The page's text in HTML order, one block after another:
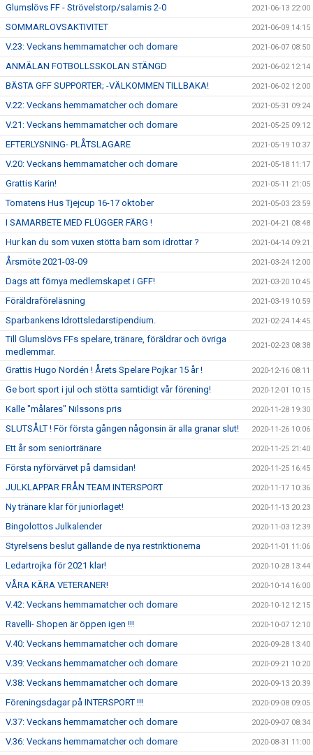
Glumslövs FF - Strövelstorp/salamis 2-0 2021-06-13 22:00
SOMMARLOVSAKTIVITET 2021-06-09 14:15
V.23: Veckans hemmamatcher och domare 2021-06-07 08:50
ANMÄLAN FOTBOLLSSKOLAN STÄNGD 2021-06-02 12:14
BÄSTA GFF SUPPORTER; -VÄLKOMMEN TILLBAKA! 2021-06-02 12:00
V.22: Veckans hemmamatcher och domare 2021-05-31 09:24
V.21: Veckans hemmamatcher och domare 2021-05-25 09:12
EFTERLYSNING- PLÅTSLAGARE 2021-05-19 10:37
V.20: Veckans hemmamatcher och domare 2021-05-18 11:17
Grattis Karin! 2021-05-11 21:05
Tomatens Hus Tjejcup 16-17 oktober 2021-05-03 23:59
I SAMARBETE MED FLÜGGER FÄRG ! 2021-04-21 08:48
Hur kan du som vuxen stötta barn som idrottar ? 2021-04-14 09:21
Årsmöte 2021-03-09 2021-03-24 12:00
Dags att förnya medlemskapet i GFF! 2021-03-20 10:45
Föräldraföreläsning 2021-03-19 10:59
Sparbankens Idrottsledarstipendium. 2021-02-24 14:45
Till Glumslövs FFs spelare, tränare, föräldrar och övriga
medlemmar.
2021-02-23 08:38
Grattis Hugo Nordén ! Årets Spelare Pojkar 15 år ! 2020-12-16 08:11
Ge bort sport i jul och stötta samtidigt vår förening! 2020-12-01 10:15
Kalle "målares" Nilssons pris 2020-11-28 19:30
SLUTSÅLT ! För första gången någonsin är alla granar slut! 2020-11-26 10:06
Ett år som seniortränare 2020-11-25 21:40
Första nyförvärvet på damsidan! 2020-11-25 16:45
JULKLAPPAR FRÅN TEAM INTERSPORT 2020-11-17 10:36
Ny tränare klar för juniorlaget! 2020-11-13 20:23
Bingolottos Julkalender 2020-11-03 12:39
Styrelsens beslut gällande de nya restriktionerna 2020-11-01 11:06
Ledartrojka för 2021 klar! 2020-10-28 13:44
VÅRA KÄRA VETERANER! 2020-10-14 16:00
V.42: Veckans hemmamatcher och domare 2020-10-12 12:15
Ravelli- Shopen är öppen igen !!! 2020-10-07 12:10
V.40: Veckans hemmamatcher och domare 2020-09-28 13:40
V.39: Veckans hemmamatcher och domare 2020-09-21 10:20
V.38: Veckans hemmamatcher och domare 2020-09-13 20:39
Föreningsdagar på INTERSPORT !!! 2020-09-08 09:05
V.37: Veckans hemmamatcher och domare 2020-09-07 08:34
V.36: Veckans hemmamatcher och domare 2020-08-31 11:00